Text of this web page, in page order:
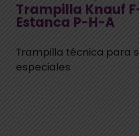
Trampilla Knauf
Estanca P-H-A
Trampilla técnica para
especiales